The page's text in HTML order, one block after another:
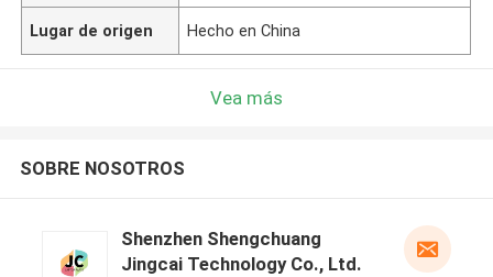
Lugar de origen Hecho en China
Vea más
SOBRE NOSOTROS
Shenzhen Shengchuang
Jingcai Technology Co., Ltd.